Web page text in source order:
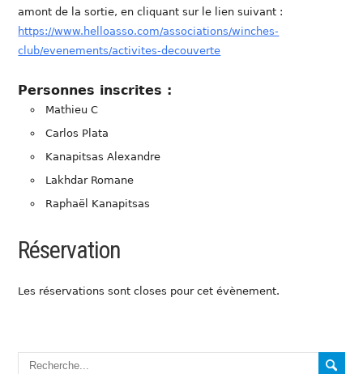
amont de la sortie, en cliquant sur le lien suivant :
https://www.helloasso.com/associations/winches-
club/evenements/activites-decouverte
Personnes inscrites :
Mathieu C
Carlos Plata
Kanapitsas Alexandre
Lakhdar Romane
Raphaël Kanapitsas
Réservation
Les réservations sont closes pour cet évènement.